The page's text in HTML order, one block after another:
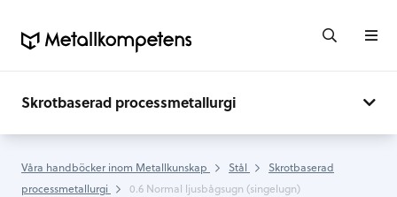
Skrotbaserad processmetallurgi
Våra handböcker inom Metallkunskap Stål
Skrotbaserad
processmetallurgi
0.6 Normal ljusbågsugn (singelugn)